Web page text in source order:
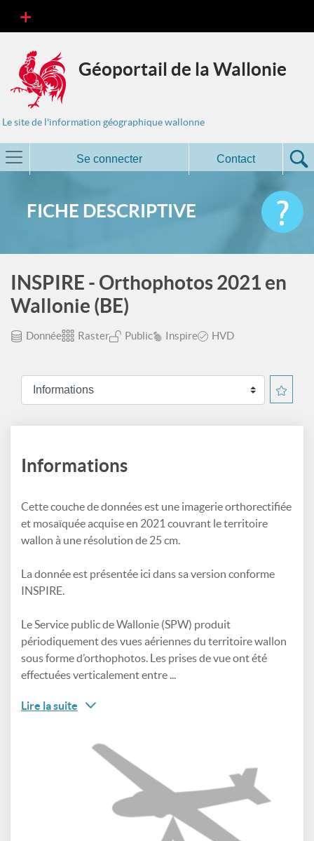
Géoportail de la Wallonie
Le site de l'information géographique wallonne
Se connecter Contact
FICHE DESCRIPTIVE
INSPIRE - Orthophotos 2021 en
Wallonie (BE)
Donnée Raster Public Inspire HVD
Informations
Cette couche de données est une imagerie orthorectifiée
et mosaïquée acquise en 2021 couvrant le territoire
wallon à une résolution de 25 cm.
La donnée est présentée ici dans sa version conforme
INSPIRE.
Le Service public de Wallonie (SPW) produit
périodiquement des vues aériennes du territoire wallon
sous forme d’orthophotos. Les prises de vue ont été
effectuées verticalement entre ...
Lire la suite